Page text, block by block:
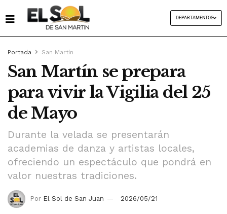
DEPARTAMENTOS
Portada San Martín
San Martín se prepara
para vivir la Vigilia del 25
de Mayo
Durante la velada se presentarán
academias de danza y artistas locales,
ofreciendo un espectáculo que pondrá en
valor nuestras tradiciones.
Por El Sol de San Juan 2026/05/21